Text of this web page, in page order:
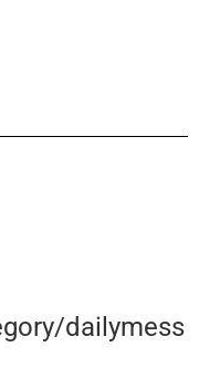
dailymess